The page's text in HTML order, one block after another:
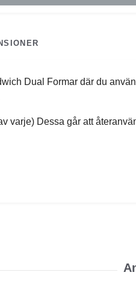
Dual Formar där du
varje) Dessa går att